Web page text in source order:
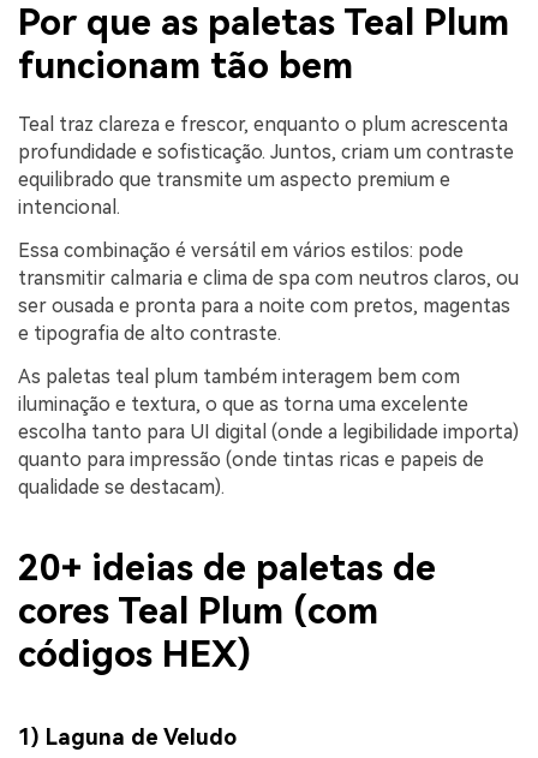
Por que as paletas Teal Plum
funcionam tão bem
Teal traz clareza e frescor, enquanto o plum acrescenta
profundidade e sofisticação. Juntos, criam um contraste
equilibrado que transmite um aspecto premium e
intencional.
Essa combinação é versátil em vários estilos: pode
transmitir calmaria e clima de spa com neutros claros, ou
ser ousada e pronta para a noite com pretos, magentas
e tipografia de alto contraste.
As paletas teal plum também interagem bem com
iluminação e textura, o que as torna uma excelente
escolha tanto para UI digital (onde a legibilidade importa)
quanto para impressão (onde tintas ricas e papeis de
qualidade se destacam).
20+ ideias de paletas de
cores Teal Plum (com
códigos HEX)
1) Laguna de Veludo